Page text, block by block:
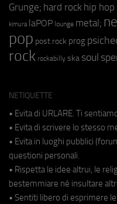
Grunge; hard rock hip hop
kimura laPOP lounge metal;
pop post rock prog
rock rockabilly ska soul
NETIQUETTE
• Evita di URLARE. Ti
• Evita di scrivere lo stesso
• Evita in luoghi pubblici
questioni personali.
• Rispetta le idee altrui, le
bestemmiare né insultare
• Sentiti libero di esprimere